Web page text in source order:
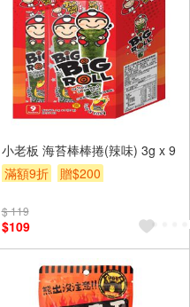
小老板 海苔棒棒捲(辣味) 3g x 9
滿額9折
贈$200
$ 119
$109